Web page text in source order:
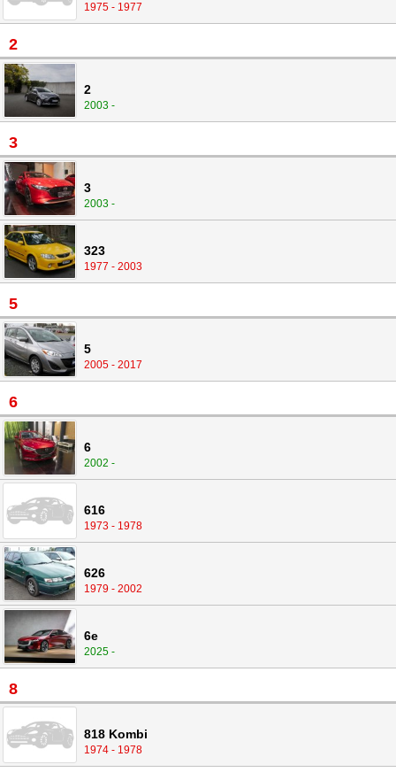
1975 - 1977
2
2
2003 -
3
3
2003 -
323
1977 - 2003
5
5
2005 - 2017
6
6
2002 -
616
1973 - 1978
626
1979 - 2002
6e
2025 -
8
818 Kombi
1974 - 1978